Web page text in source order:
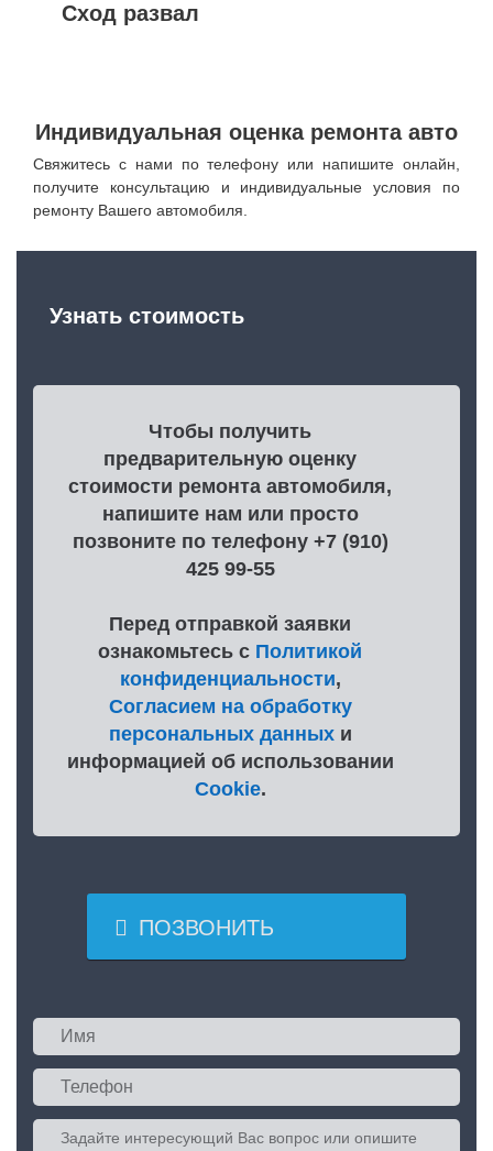
Сход развал
Индивидуальная оценка ремонта авто
Свяжитесь с нами по телефону или напишите онлайн,
получите консультацию и индивидуальные условия по
ремонту Вашего автомобиля.
Узнать стоимость
Чтобы получить
предварительную оценку
стоимости ремонта автомобиля,
напишите нам или просто
позвоните по телефону +7 (910)
425 99-55
Перед отправкой заявки
ознакомьтесь с Политикой
конфиденциальности,
Согласием на обработку
персональных данныхи
информацией об использовании
Cookie.
 ПОЗВОНИТЬ